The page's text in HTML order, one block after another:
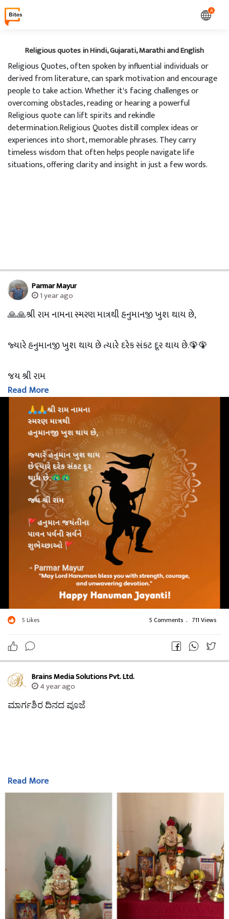
A
Religious quotes in Hindi, Gujarati, Marathi and English
Religious Quotes, often spoken by influential individuals or
derived from literature, can spark motivation and encourage
people to take action. Whether it's facing challenges or
overcoming obstacles, reading or hearing a powerful
Religious quote can lift spirits and rekindle
determination.Religious Quotes distill complex ideas or
experiences into short, memorable phrases. They carry
timeless wisdom that often helps people navigate life
situations, offering clarity and insight in just a few words.
Parmar Mayur
1 year ago
🙏🙏શ્રી રામ નામના સ્મરણ માત્રથી હનુમાનજી ખુશ થાય છે,
જ્યારે હનુમાનજી ખુશ થાય છે ત્યારે દરેક સંકટ દૂર થાય છે.🦚🦚
જય શ્રી રામ
🚩હનુમાન જયંતીના પાવન પર્વની સર્વને શુભેચ્છાઓ 🚩
- Parmar Mayur
Read More
5 Likes 5 Comments . 711 Views
Brains Media Solutions Pvt. Ltd.
4 year ago
ಮಾರ್ಗಶಿರ ದಿನದ ಪೂಜೆ
ಬರುತ್ತದೆ, ಅದು ಮಾರ್ಗಶಿರ ಪೂಜೆ. ಹಿಂದು ಸಂಪ್ರದಾಯದ ಪ್ರಕಾರ ಇ
ಡೀ ವರ್ಷದಲ್ಲಿ ಮಾರ್ಗಶಿರ ಅತ್ಯಂತ ಮಂಗಳಕರ ತಿಂಗಳು. ಮಾರ್ಗ
ಶಿರ ಮಾಸಕ್ಕೆ ವಿಶೇಷ ಮಹತ್ವವಿದೆ.
ಮಾರ್ಗಶಿರ ಮಾಸದಲ್ಲಿ ಪ್ರತಿ ಗುರುವಾರದಂದು ಲಕ್ಷ್ಮಿ ಪೂಜೆಯನ್ನು
ಮಾಡಲಾಗುತ್ತದೆ.ಈ ಪೂಜೆಯನ್ನು ಮಾಡುವುದರಿಂದ ನಾವು ನಮ್ಮ
Read More